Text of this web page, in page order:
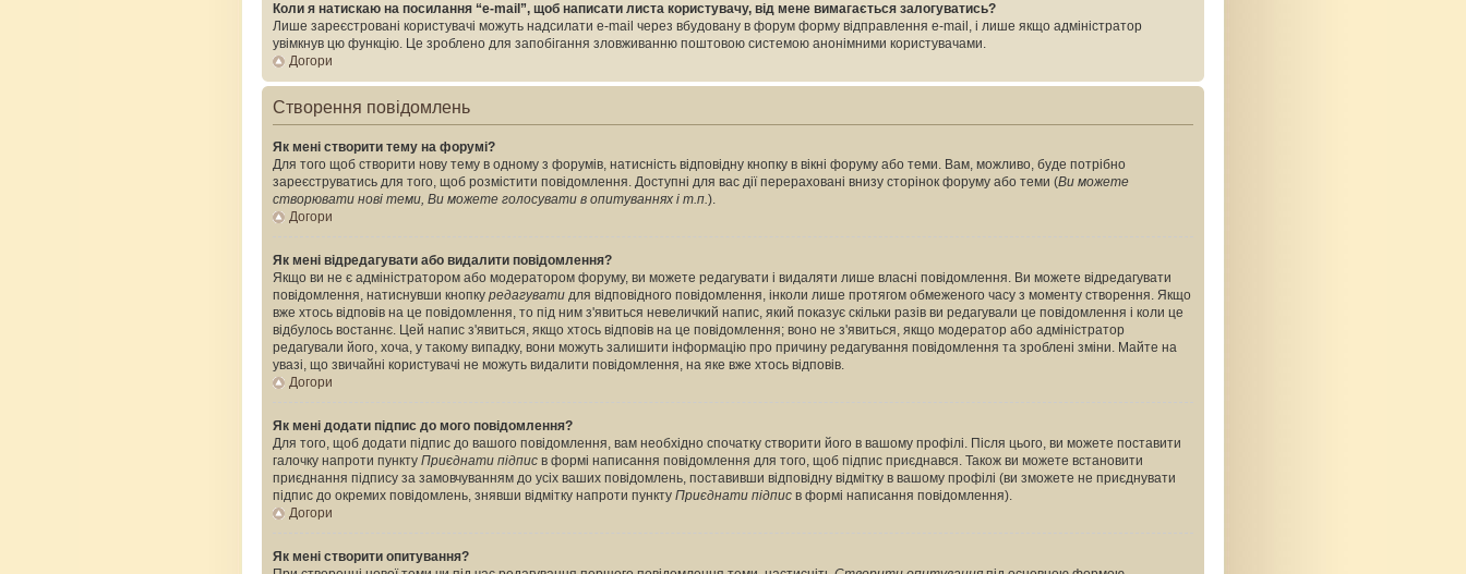
Коли я натискаю на посилання “e-mail”, щоб написати листа користувачу, від мене вимагається залогуватись?
Лише зареєстровані користувачі можуть надсилати e-mail через вбудовану в форум форму відправлення e-mail, і лише якщо адміністратор
увімкнув цю функцію. Це зроблено для запобігання зловживанню поштовою системою анонімними користувачами.
Догори
Створення повідомлень
Як мені створити тему на форумі?
Для того щоб створити нову тему в одному з форумів, натисність відповідну кнопку в вікні форуму або теми. Вам, можливо, буде потрібно
зареєструватись для того, щоб розмістити повідомлення. Доступні для вас дії перераховані внизу сторінок форуму або теми (Ви можете
створювати нові теми, Ви можете голосувати в опитуваннях і т.п.).
Догори
Як мені відредагувати або видалити повідомлення?
Якщо ви не є адміністратором або модератором форуму, ви можете редагувати і видаляти лише власні повідомлення. Ви можете відредагувати
повідомлення, натиснувши кнопку редагувати для відповідного повідомлення, інколи лише протягом обмеженого часу з моменту створення. Якщо
вже хтось відповів на це повідомлення, то під ним з'явиться невеличкий напис, який показує скільки разів ви редагували це повідомлення і коли це
відбулось востаннє. Цей напис з'явиться, якщо хтось відповів на це повідомлення; воно не з'явиться, якщо модератор або адміністратор
редагували його, хоча, у такому випадку, вони можуть залишити інформацію про причину редагування повідомлення та зроблені зміни. Майте на
увазі, що звичайні користувачі не можуть видалити повідомлення, на яке вже хтось відповів.
Догори
Як мені додати підпис до мого повідомлення?
Для того, щоб додати підпис до вашого повідомлення, вам необхідно спочатку створити його в вашому профілі. Після цього, ви можете поставити
галочку напроти пункту Приєднати підпис в формі написання повідомлення для того, щоб підпис приєднався. Також ви можете встановити
приєднання підпису за замовчуванням до усіх ваших повідомлень, поставивши відповідну відмітку в вашому профілі (ви зможете не приєднувати
підпис до окремих повідомлень, знявши відмітку напроти пункту Приєднати підпис в формі написання повідомлення).
Догори
Як мені створити опитування?